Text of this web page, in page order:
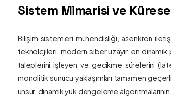
Sistem Mimarisi ve
Bilişim sistemleri mühendisliği, asenkron
teknolojileri, modern siber uzayın en dinamik
taleplerini işleyen ve gecikme sürelerini
monolitik sunucu yaklaşımları tamamen
unsur, dinamik yük dengeleme